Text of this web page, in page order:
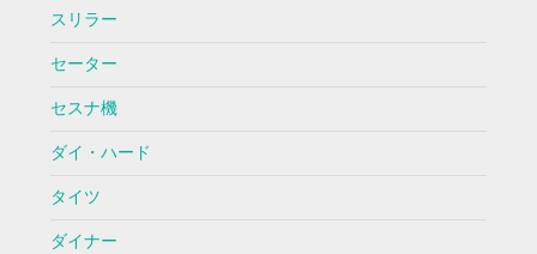
スリラー
セーター
セスナ機
ダイ・ハード
タイツ
ダイナー